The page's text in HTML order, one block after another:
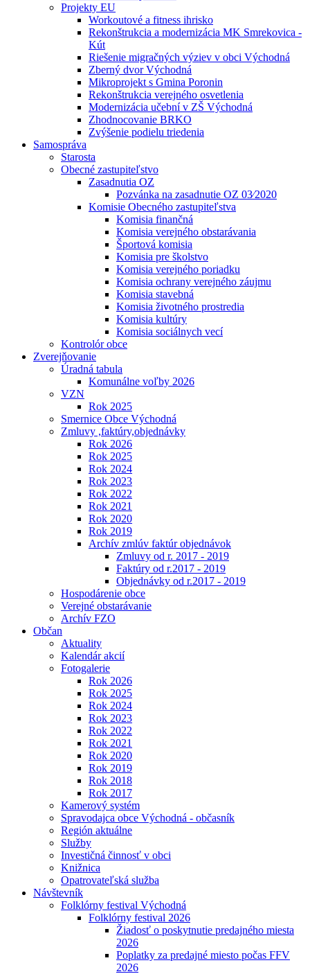
Projekty EU
Workoutové a fitness ihrisko
Rekonštrukcia a modernizácia MK Smrekovica -
Kút
Riešenie migračných výziev v obci Východná
Zberný dvor Východná
Mikroprojekt s Gmina Poronin
Rekonštrukcia verejného osvetlenia
Modernizácia učební v ZŠ Východná
Zhodnocovanie BRKO
Zvýšenie podielu triedenia
Samospráva
Starosta
Obecné zastupiteľstvo
Zasadnutia OZ
Pozvánka na zasadnutie OZ 03⁄2020
Komisie Obecného zastupiteľstva
Komisia finančná
Komisia verejného obstarávania
Športová komisia
Komisia pre školstvo
Komisia verejného poriadku
Komisia ochrany verejného záujmu
Komisia stavebná
Komisia životného prostredia
Komisia kultúry
Komisia sociálnych vecí
Kontrolór obce
Zverejňovanie
Úradná tabula
Komunálne voľby 2026
VZN
Rok 2025
Smernice Obce Východná
Zmluvy ,faktúry,objednávky
Rok 2026
Rok 2025
Rok 2024
Rok 2023
Rok 2022
Rok 2021
Rok 2020
Rok 2019
Archív zmlúv faktúr objednávok
Zmluvy od r. 2017 - 2019
Faktúry od r.2017 - 2019
Objednávky od r.2017 - 2019
Hospodárenie obce
Verejné obstarávanie
Archív FZO
Občan
Aktuality
Kalendár akcií
Fotogalerie
Rok 2026
Rok 2025
Rok 2024
Rok 2023
Rok 2022
Rok 2021
Rok 2020
Rok 2019
Rok 2018
Rok 2017
Kamerový systém
Spravodajca obce Východná - občasník
Región aktuálne
Služby
Investičná činnosť v obci
Knižnica
Opatrovateľská služba
Návštevník
Folklórny festival Východná
Folklórny festival 2026
Žiadosť o poskytnutie predajného miesta
2026
Poplatky za predajné miesto počas FFV
2026